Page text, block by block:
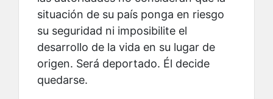
situación de su país ponga en riesgo
su seguridad ni imposibilite el
desarrollo de la vida en su lugar de
origen. Será deportado. Él decide
quedarse.